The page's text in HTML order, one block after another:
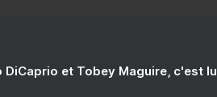
DiCaprio et Tobey Maguire, c'est